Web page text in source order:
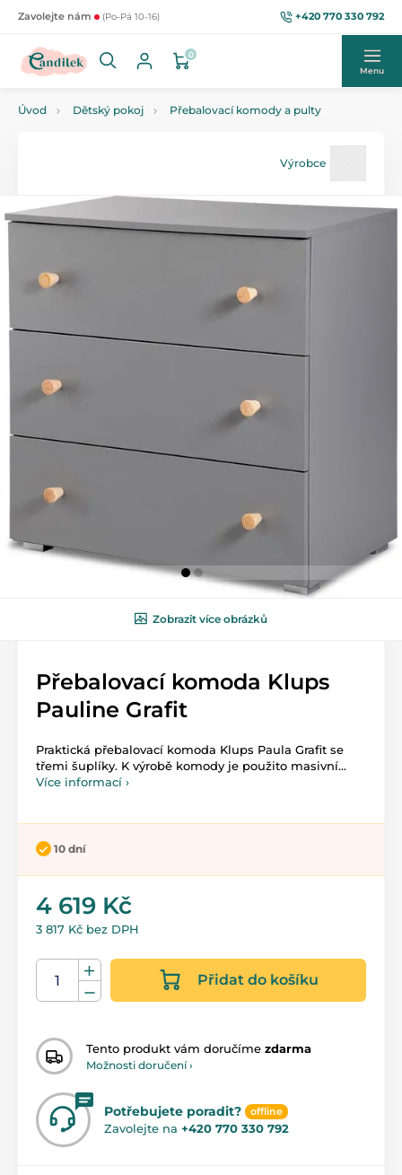
Zavolejte nám (Po-Pá 10-16) +420 770 330 792
0
Menu
Úvod Dětský pokoj Přebalovací komody a pulty
Výrobce
Zobrazit více obrázků
Přebalovací komoda Klups
Pauline Grafit
Praktická přebalovací komoda Klups Paula Grafit se
třemi šuplíky. K výrobě komody je použito masivní...
Více informací ›
10 dní
4 619 Kč
3 817 Kč bez DPH
Přidat do košíku
Tento produkt vám doručíme zdarma
Možnosti doručení ›
Potřebujete poradit? offline
Zavolejte na +420 770 330 792